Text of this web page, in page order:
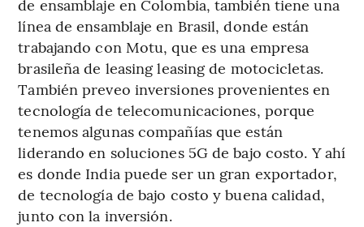
de ensamblaje en Colombia, también tiene una
línea de ensamblaje en Brasil, donde están
trabajando con Motu, que es una empresa
brasileña de leasing leasing de motocicletas.
También preveo inversiones provenientes en
tecnología de telecomunicaciones, porque
tenemos algunas compañías que están
liderando en soluciones 5G de bajo costo. Y ahí
es donde India puede ser un gran exportador,
de tecnología de bajo costo y buena calidad,
junto con la inversión.